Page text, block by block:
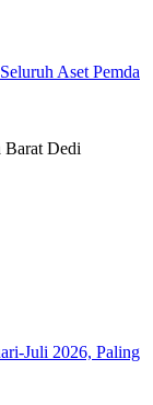
Aset Pemda
Barat Dedi
Juli 2026, Paling